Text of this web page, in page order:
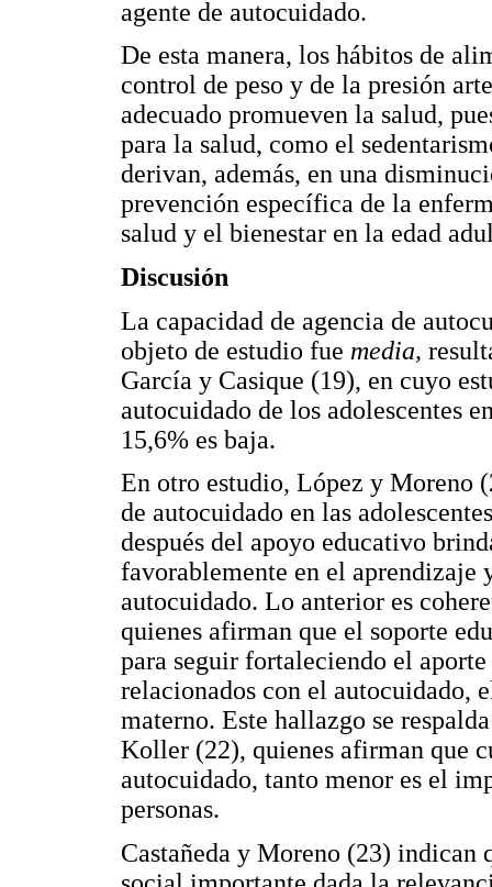
agente de autocuidado.
De esta manera, los hábitos de
control de peso y de la presión
adecuado promueven la salud,
para la salud, como el
derivan, además, en una
prevención específica de la
salud y el bienestar en la edad
Discusión
La capacidad de agencia de
objeto de estudio fue media,
García y Casique (19), en cuyo
autocuidado de los adolescentes
15,6% es baja.
En otro estudio, López y Moreno
de autocuidado en las
después del apoyo educativo
favorablemente en el aprendizaje
autocuidado. Lo anterior es
quienes afirman que el soporte
para seguir fortaleciendo el
relacionados con el autocuidado,
materno. Este hallazgo se
Koller (22), quienes afirman que
autocuidado, tanto menor es el
personas.
Castañeda y Moreno (23) indican